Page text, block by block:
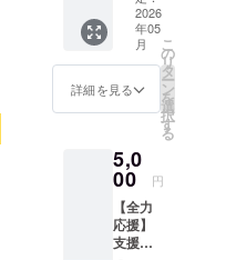
メッ
セージ
をお送
りしま
す。 5
配信を
行う予
す！ ラ
イブ配
信の詳
はなく
て大丈
夫。で
も応援
した
い」そ
を、あ
りがた
く受け
取らせ
ていた
だきま
2026
年05
月
詳細を見る
こ
の
リ
タ
ー
ン
を
選
択
す
る
5,0
00 円
【全力
応援】
支援は